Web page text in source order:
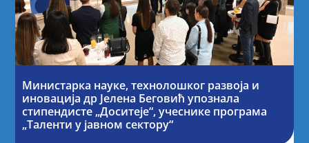
Министарка науке, технолошког развоја и
иновација др Јелена Беговић упознала
стипендисте „Доситеје“, учеснике програма
„Таленти у јавном сектору“